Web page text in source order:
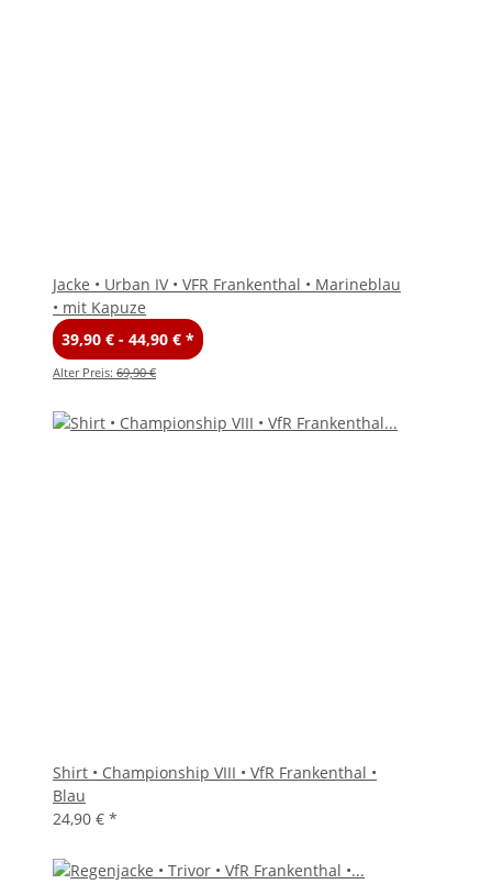
Jacke • Urban IV • VFR Frankenthal • Marineblau
• mit Kapuze
39,90 € - 44,90 € *
Alter Preis: 69,90 €
Shirt • Championship VIII • VfR Frankenthal •
Blau
24,90 € *